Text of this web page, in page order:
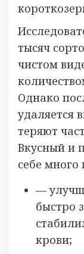
тысяч
чистом
Однако
удаляется
теряют
Вкусный и
себе много
—
быстро
крови;